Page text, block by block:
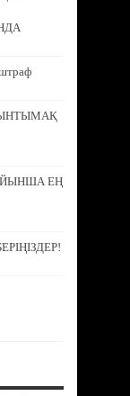
ЫНТЫМАҚ
ЕҢ